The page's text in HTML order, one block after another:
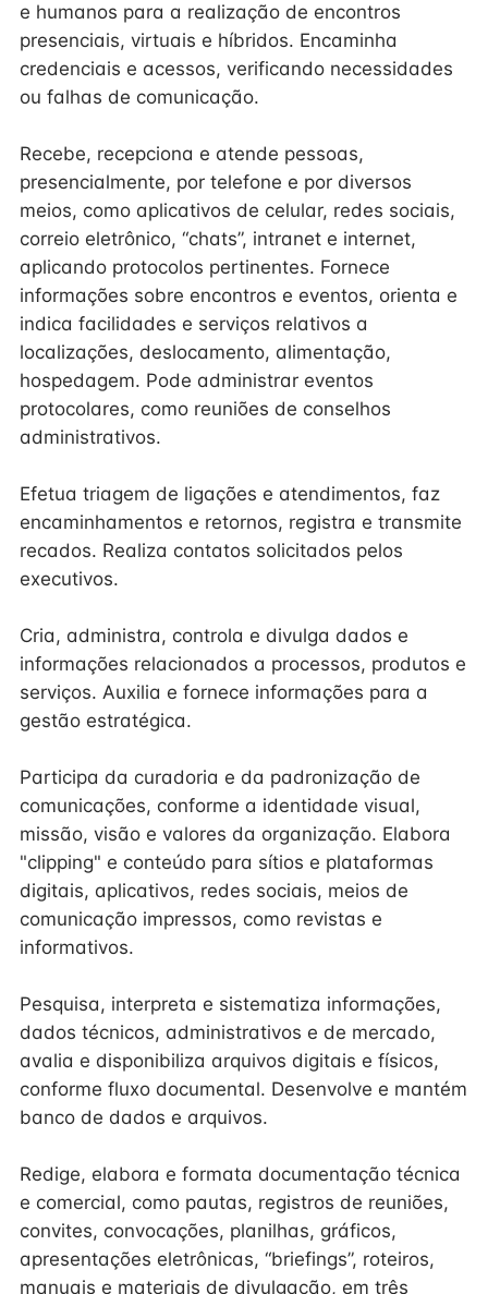
e humanos para a realização de encontros
presenciais, virtuais e híbridos. Encaminha
credenciais e acessos, verificando necessidades
ou falhas de comunicação.
Recebe, recepciona e atende pessoas,
presencialmente, por telefone e por diversos
meios, como aplicativos de celular, redes sociais,
correio eletrônico, “chats”, intranet e internet,
aplicando protocolos pertinentes. Fornece
informações sobre encontros e eventos, orienta e
indica facilidades e serviços relativos a
localizações, deslocamento, alimentação,
hospedagem. Pode administrar eventos
protocolares, como reuniões de conselhos
administrativos.
Efetua triagem de ligações e atendimentos, faz
encaminhamentos e retornos, registra e transmite
recados. Realiza contatos solicitados pelos
executivos.
Cria, administra, controla e divulga dados e
informações relacionados a processos, produtos e
serviços. Auxilia e fornece informações para a
gestão estratégica.
Participa da curadoria e da padronização de
comunicações, conforme a identidade visual,
missão, visão e valores da organização. Elabora
"clipping" e conteúdo para sítios e plataformas
digitais, aplicativos, redes sociais, meios de
comunicação impressos, como revistas e
informativos.
Pesquisa, interpreta e sistematiza informações,
dados técnicos, administrativos e de mercado,
avalia e disponibiliza arquivos digitais e físicos,
conforme fluxo documental. Desenvolve e mantém
banco de dados e arquivos.
Redige, elabora e formata documentação técnica
e comercial, como pautas, registros de reuniões,
convites, convocações, planilhas, gráficos,
apresentações eletrônicas, “briefings”, roteiros,
manuais e materiais de divulgação, em três